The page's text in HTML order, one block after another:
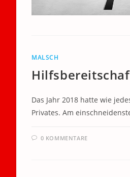
MALSCH
Das Jahr 2018 hatte wie
Privates. Am
0 KOMMENTARE